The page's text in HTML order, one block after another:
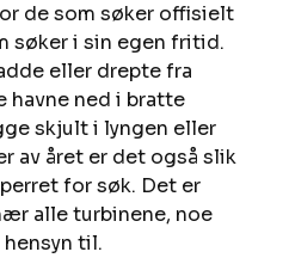
de som søker offisielt
søker i sin egen fritid.
eller drepte fra
havne ned i bratte
skjult i lyngen eller
av året er det også slik
for søk. Det er
alle turbinene, noe
til.